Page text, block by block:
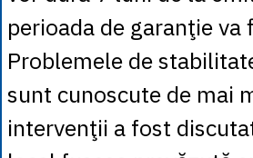
perioada de garanţie
Problemele de
sunt cunoscute de mai
intervenţii a fost